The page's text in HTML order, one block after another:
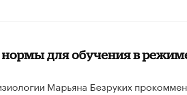
нормы для обучения в
Марьяна Безруких